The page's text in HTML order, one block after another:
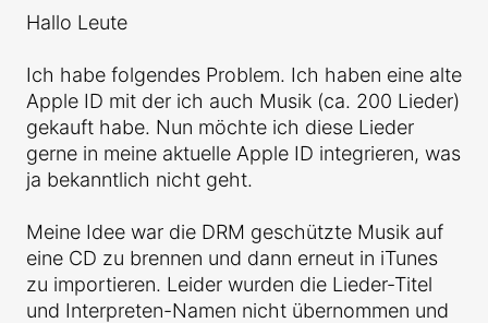
Hallo Leute
Ich habe folgendes Problem. Ich haben eine alte
Apple ID mit der ich auch Musik (ca. 200 Lieder)
gekauft habe. Nun möchte ich diese Lieder
gerne in meine aktuelle Apple ID integrieren, was
ja bekanntlich nicht geht.
Meine Idee war die DRM geschützte Musik auf
eine CD zu brennen und dann erneut in iTunes
zu importieren. Leider wurden die Lieder-Titel
und Interpreten-Namen nicht übernommen und